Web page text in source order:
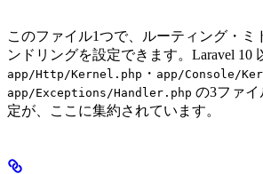
このファイル1つで、ルーティング・ミ
ンドリングを設定できます。Laravel 10
app/Http/Kernel.php ・ app/Console/
app/Exceptions/Handler.php の3ファ
定が、ここに集約されています。